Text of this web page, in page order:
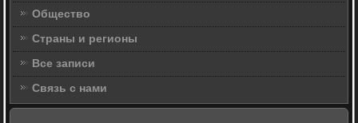
Общество
Страны и регионы
Все записи
Связь с нами